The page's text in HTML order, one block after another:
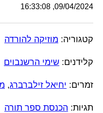
09/04/2024, 16:33:08
קטגוריה: מוזיקה להורדה
קלידנים: שימי הרשנבוים
זמרים: יחיאל זילברברג,
תגיות: הכנסת ספר תורה